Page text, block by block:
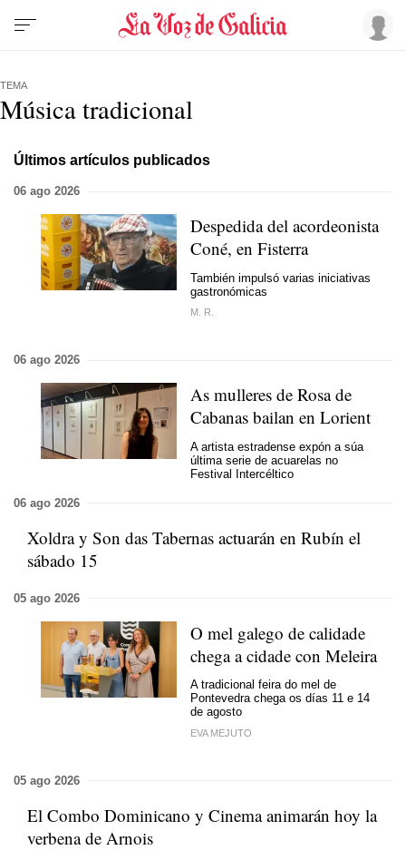
TEMA
Música tradicional
Últimos artículos publicados
06 ago 2026
Despedida del acordeonista
Coné, en Fisterra
También impulsó varias iniciativas
gastronómicas
M. R.
06 ago 2026
As mulleres de Rosa de
Cabanas bailan en Lorient
A artista estradense expón a súa
última serie de acuarelas no
Festival Intercéltico
06 ago 2026
Xoldra y Son das Tabernas actuarán en Rubín el
sábado 15
05 ago 2026
O mel galego de calidade
chega a cidade con Meleira
A tradicional feira do mel de
Pontevedra chega os días 11 e 14
de agosto
EVA MEJUTO
05 ago 2026
El Combo Dominicano y Cinema animarán hoy la
verbena de Arnois